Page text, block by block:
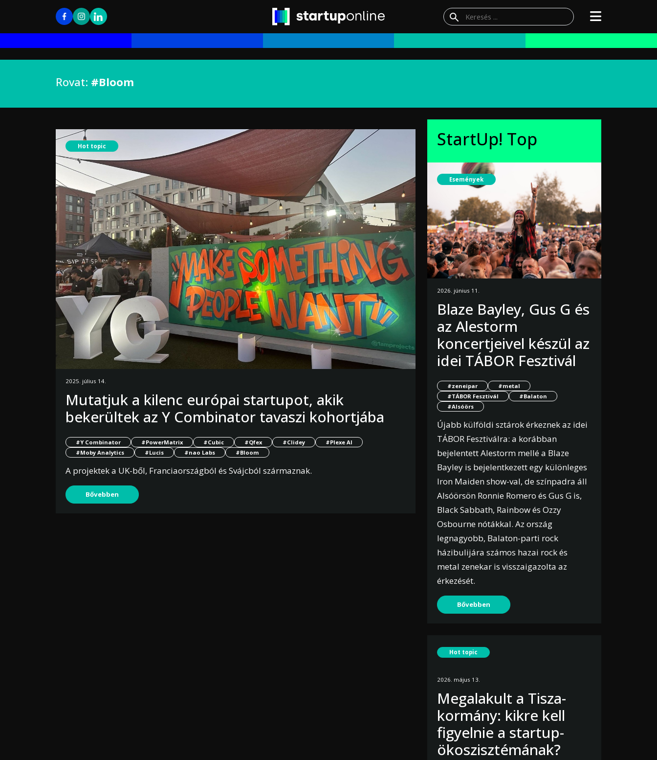
Rovat: #Bloom
Hot topic
2025. július 14.
Mutatjuk a kilenc európai startupot, akik
bekerültek az Y Combinator tavaszi kohortjába
#Y Combinator #PowerMatrix #Cubic #Qfex #Clidey
#Plexe AI
#Moby Analytics
#Lucis #nao Labs #Bloom
A projektek a UK-ből, Franciaországból és Svájcból származnak.
Bővebben
StartUp! Top
Események
2026. június 11.
Blaze Bayley, Gus G és
az Alestorm
koncertjeivel készül az
idei TÁBOR Fesztivál
#zeneipar
#metal
#TÁBOR Fesztivál
#Balaton
#Alsóörs
Újabb külföldi sztárok érkeznek az idei
TÁBOR Fesztiválra: a korábban
bejelentett Alestorm mellé a Blaze
Bayley is bejelentkezett egy különleges
Iron Maiden show-val, de színpadra áll
Alsóörsön Ronnie Romero és Gus G is,
Black Sabbath, Rainbow és Ozzy
Osbourne nótákkal. Az ország
legnagyobb, Balaton-parti rock
házibulijára számos hazai rock és
metal zenekar is visszaigazolta az
érkezését.
Bővebben
Hot topic
2026. május 13.
Megalakult a Tisza-
kormány: kikre kell
figyelnie a startup-
ökoszisztémának?